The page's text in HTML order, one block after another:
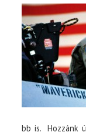
bb is. Hozzánk